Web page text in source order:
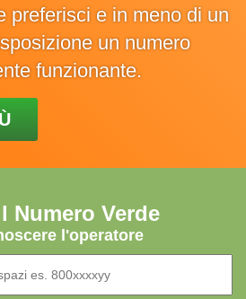
preferisci e in meno di un
un numero
funzionante.
Numero Verde
l'operatore